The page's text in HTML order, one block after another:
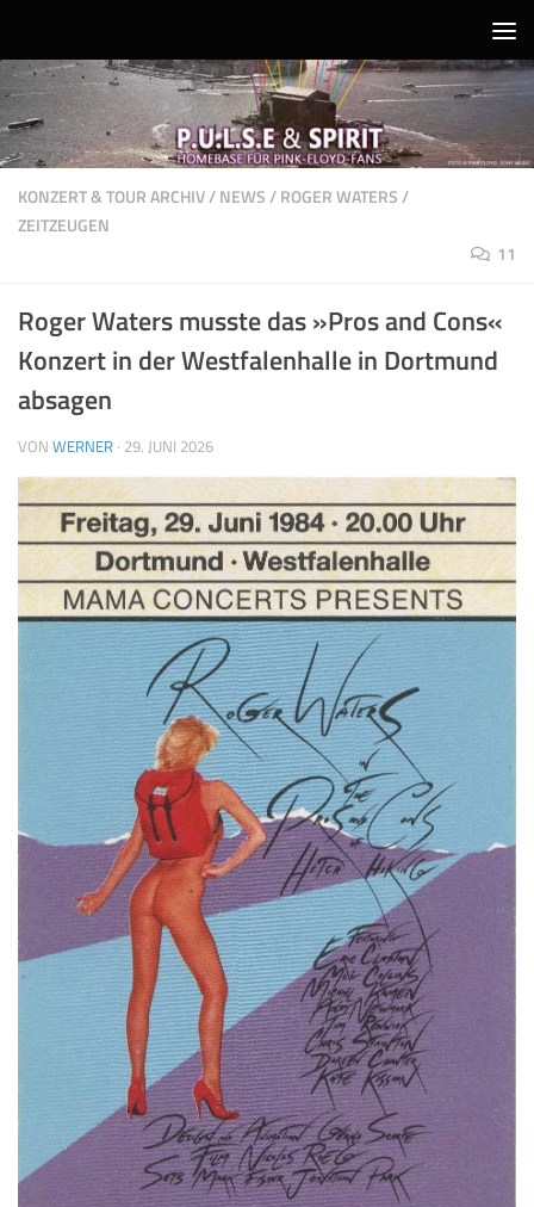
KONZERT & TOUR ARCHIV/NEWS/ROGER WATERS/
ZEITZEUGEN
11
Roger Waters musste das »Pros and Cons«
Konzert in der Westfalenhalle in Dortmund
absagen
VON WERNER · 29. JUNI 2026